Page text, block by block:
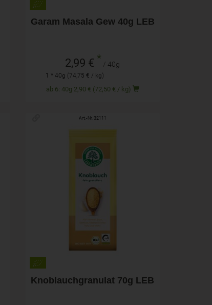
Garam Masala Gew 40g LEB
2,99 € * / 40g
1 * 40g (74,75 € / kg)
ab 6: 40g 2,90 € (72,50 € / kg)
Art.-Nr. 32111
Knoblauchgranulat 70g LEB
70g